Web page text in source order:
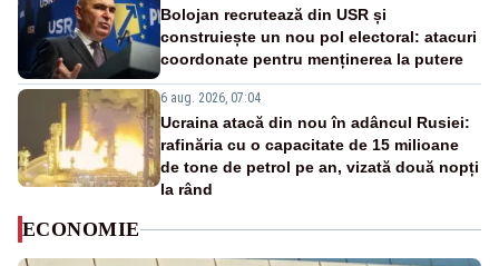
Bolojan recrutează din USR și
construiește un nou pol electoral: atacuri
coordonate pentru menținerea la putere
6 aug. 2026, 07:04
Ucraina atacă din nou în adâncul Rusiei:
rafinăria cu o capacitate de 15 milioane
de tone de petrol pe an, vizată două nopți
la rând
ECONOMIE